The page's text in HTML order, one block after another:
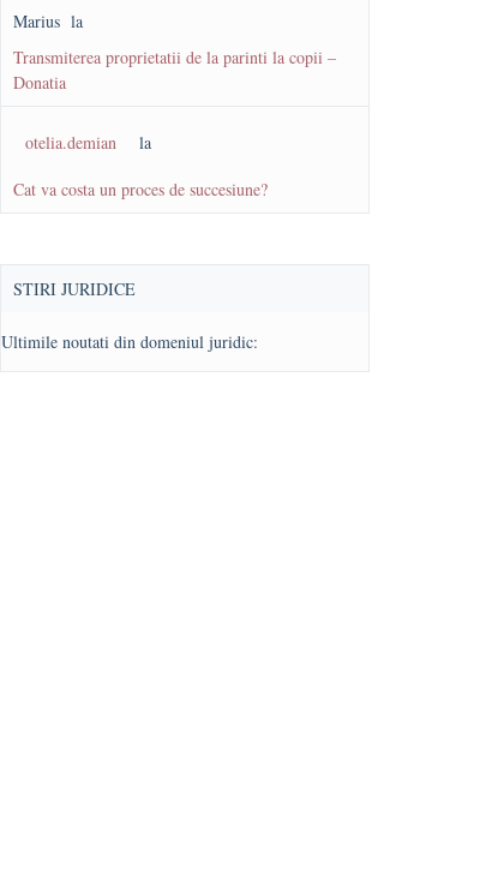
Marius la
Transmiterea proprietatii de la parinti la copii –
Donatia
otelia.demian la
Cat va costa un proces de succesiune?
STIRI JURIDICE
Ultimile noutati din domeniul juridic: